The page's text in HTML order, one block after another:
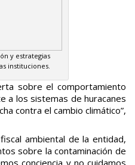
y estrategias
instituciones.
sobre el comportamiento
a los sistemas de huracanes
contra el cambio climático”,
ambiental de la entidad,
sobre la contaminación de
conciencia y no cuidamos